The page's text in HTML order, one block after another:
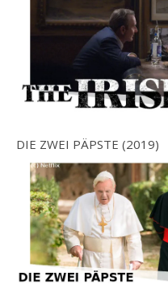
DIE ZWEI PÄPSTE (2019)